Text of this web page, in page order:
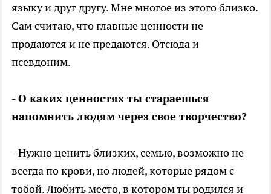
языку и друг другу. Мне многое из этого близко.
Сам считаю, что главные ценности не
продаются и не предаются. Отсюда и
псевдоним.
- О каких ценностях ты стараешься
напомнить людям через свое творчество?
- Нужно ценить близких, семью, возможно не
всегда по крови, но людей, которые рядом с
тобой. Любить место, в котором ты родился и